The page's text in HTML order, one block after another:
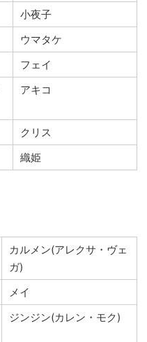
小夜子
ウマタケ
フェイ
アキコ
クリス
織姫
カルメン(アレクサ・ヴェ
ガ)
メイ
ジンジン(カレン・モク)